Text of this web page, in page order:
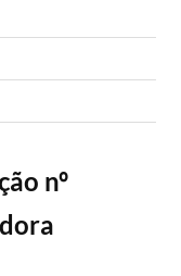
nº